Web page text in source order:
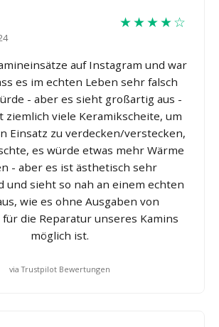
★★★★☆
auf Instagram und war
es im echten Leben sehr falsch
- aber es sieht großartig aus -
ziemlich viele Keramikscheite, um
Einsatz zu verdecken/verstecken,
es würde etwas mehr Wärme
- aber es ist ästhetisch sehr
und sieht so nah an einem echten
wie es ohne Ausgaben von
für die Reparatur unseres Kamins
möglich ist.
via Trustpilot Bewertungen